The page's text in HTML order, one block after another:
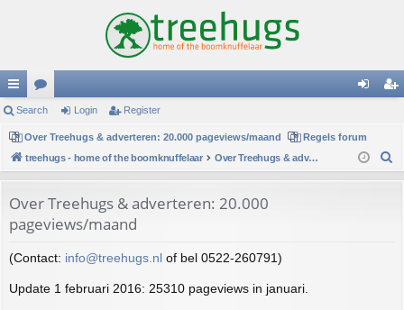
ui
ck
lin
or
u
m
in
er
Search Login Register
Over Treehugs & adverteren: 20.000 pageviews/maand
Regels forum
treehugs - home of the boomknuffelaar
Over Treehugs & adverteren: 20.000 pageviews/maand
Over Treehugs & adverteren: 20.000
pageviews/maand
(Contact: info@treehugs.nl of bel 0522-260791)
Update 1 februari 2016: 25310 pageviews in januari.